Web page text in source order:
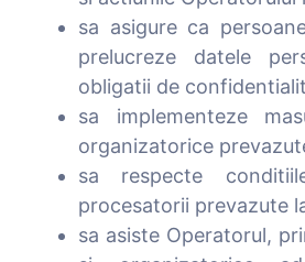
sa asigure ca
prelucreze datele
obligatii de
sa implementeze
organizatorice
sa respecte
procesatorii prevazute
sa asiste Operatorul,